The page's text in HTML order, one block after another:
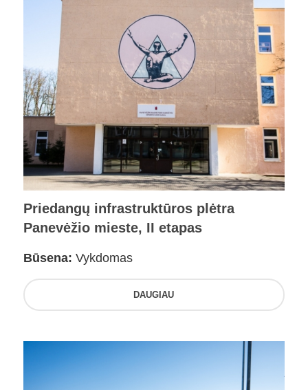
Priedangų infrastruktūros plėtra
Panevėžio mieste, II etapas
Būsena: Vykdomas
DAUGIAU